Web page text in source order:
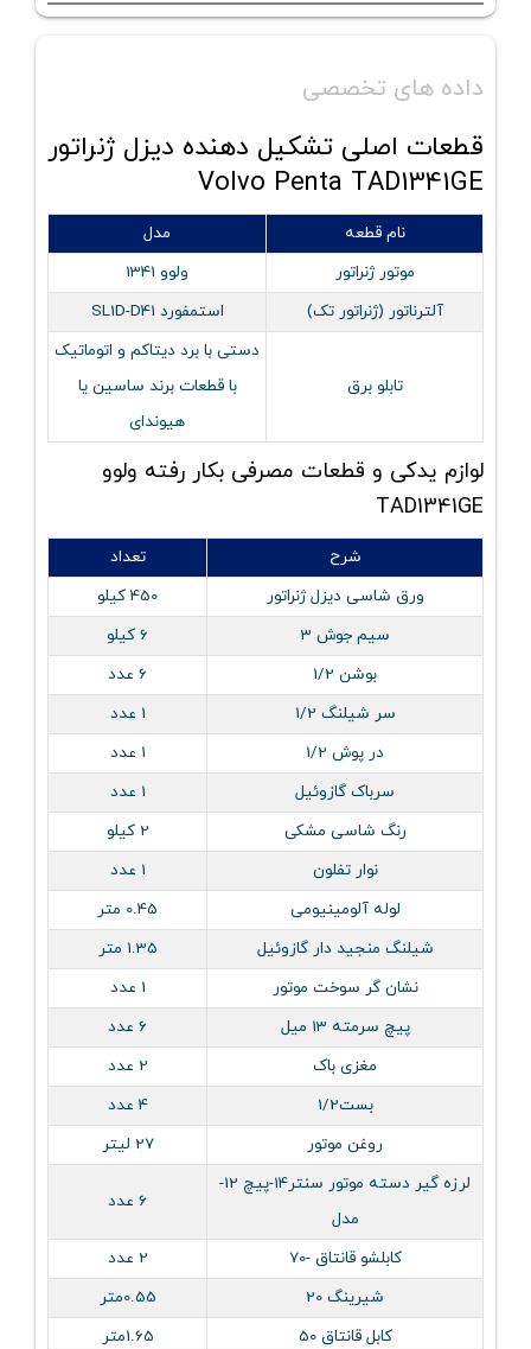
داده های تخصصی
قطعات اصلی تشکیل دهنده دیزل ژنراتور
Volvo Penta TAD1341GE
نام قطعه
مدل
موتور ژنراتور
ولوو 1341
آلترناتور (ژنراتور تک)
استمفورد SL1D-D41
تابلو برق
دستی با برد دیتاکم و اتوماتیک
با قطعات برند ساسین یا
هیوندای
لوازم یدکی و قطعات مصرفی بکار رفته ولوو
TAD1341GE
شرح
تعداد
ورق شاسی دیزل ژنراتور
450 کیلو
سیم جوش 3
6 کیلو
بوشن 1/2
6 عدد
سر شیلنگ 1/2
1 عدد
در پوش 1/2
1 عدد
سرباک گازوئیل
1 عدد
رنگ شاسی مشکی
2 کیلو
نوار تفلون
1 عدد
لوله آلومینیومی
0.45 متر
شیلنگ منجید دار گازوئیل
1.35 متر
نشان گر سوخت موتور
1 عدد
پیچ سرمته 13 میل
6 عدد
مغزی باک
2 عدد
بست1/2
4 عدد
روغن موتور
27 لیتر
لرزه گير دسته موتور سنتر14-پيچ 12-
مدل
6 عدد
کابلشو قانتاق -70
2 عدد
شیرینگ 20
0.55متر
کابل قانتاق 50
1.65متر